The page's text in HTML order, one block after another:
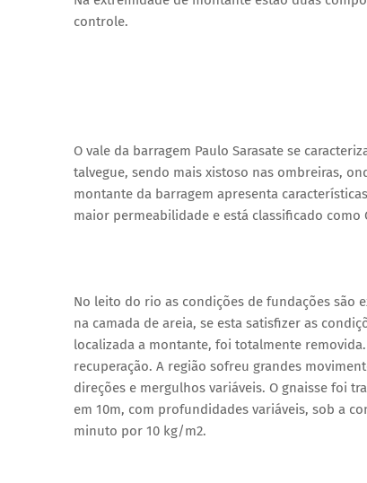
controle.
O vale da barragem Paulo Sarasate se
talvegue, sendo mais xistoso nas ombreiras,
montante da barragem apresenta
maior permeabilidade e está classificado como
No leito do rio as condições de fundações são
na camada de areia, se esta satisfizer as
localizada a montante, foi totalmente
recuperação. A região sofreu grandes
direções e mergulhos variáveis. O gnaisse foi
em 10m, com profundidades variáveis, sob a
minuto por 10 kg/m2.